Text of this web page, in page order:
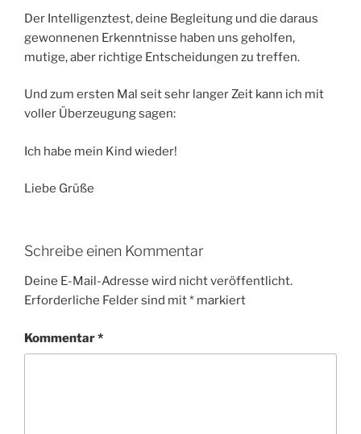
Der Intelligenztest, deine Begleitung und die daraus
gewonnenen Erkenntnisse haben uns geholfen,
mutige, aber richtige Entscheidungen zu treffen.
Und zum ersten Mal seit sehr langer Zeit kann ich mit
voller Überzeugung sagen:
Ich habe mein Kind wieder!
Liebe Grüße
Schreibe einen Kommentar
Deine E-Mail-Adresse wird nicht veröffentlicht.
Erforderliche Felder sind mit* markiert
Kommentar*